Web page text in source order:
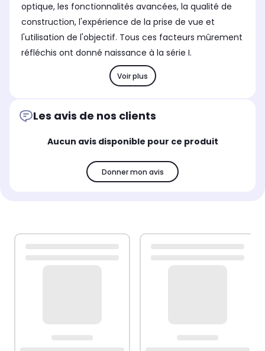
optique, les fonctionnalités avancées, la qualité de
construction, l'expérience de la prise de vue et
l'utilisation de l'objectif. Tous ces facteurs mûrement
réfléchis ont donné naissance à la série I.
Voir plus
Les avis de nos clients
Aucun avis disponible pour ce produit
Donner mon avis